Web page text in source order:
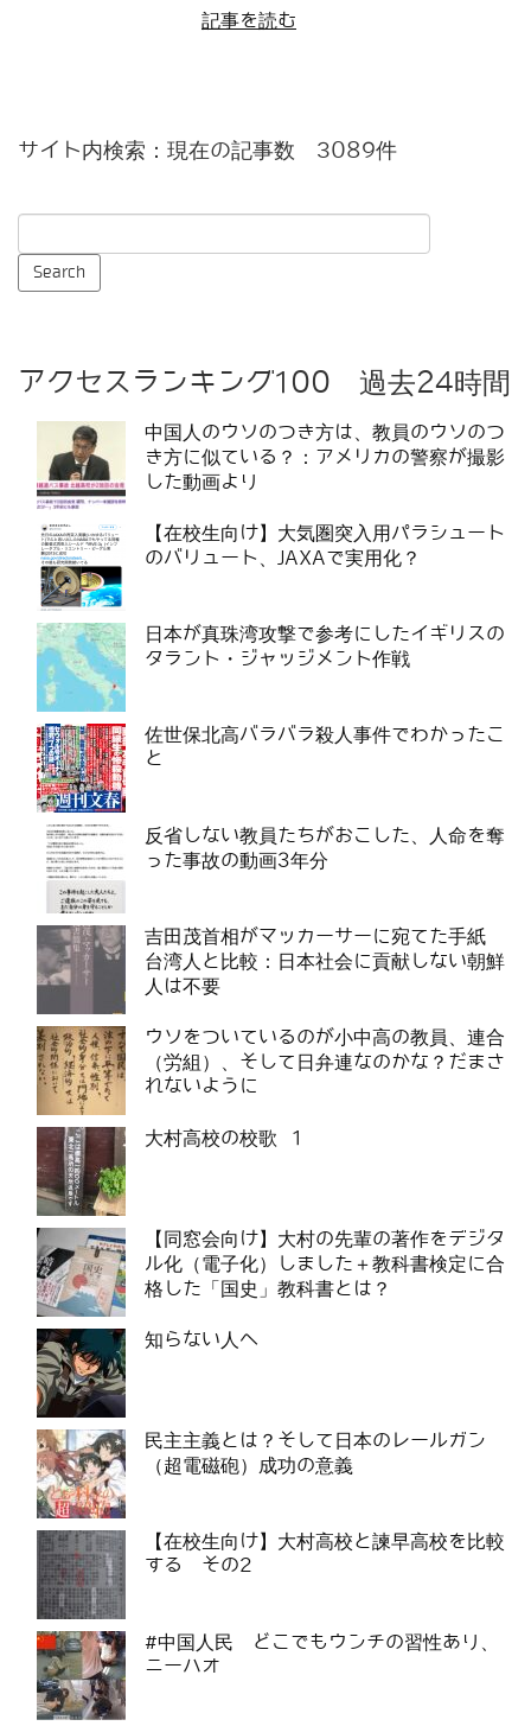
記事を読む
サイト内検索：現在の記事数 3089件
アクセスランキング100 過去24時間
中国人のウソのつき方は、教員のウソのつ
き方に似ている？：アメリカの警察が撮影
した動画より
【在校生向け】大気圏突入用パラシュート
のバリュート、JAXAで実用化？
日本が真珠湾攻撃で参考にしたイギリスの
タラント・ジャッジメント作戦
佐世保北高バラバラ殺人事件でわかったこ
と
反省しない教員たちがおこした、人命を奪
った事故の動画3年分
吉田茂首相がマッカーサーに宛てた手紙
台湾人と比較：日本社会に貢献しない朝鮮
人は不要
ウソをついているのが小中高の教員、連合
（労組）、そして日弁連なのかな？だまさ
れないように
大村高校の校歌 1
【同窓会向け】大村の先輩の著作をデジタ
ル化（電子化）しました＋教科書検定に合
格した「国史」教科書とは？
知らない人へ
民主主義とは？そして日本のレールガン
（超電磁砲）成功の意義
【在校生向け】大村高校と諫早高校を比較
する その2
#中国人民 どこでもウンチの習性あり、
ニーハオ